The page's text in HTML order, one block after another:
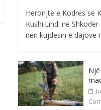
Heronjtë e Kodrës së
Kushi.Lindi në
nën kujdesin e dajove